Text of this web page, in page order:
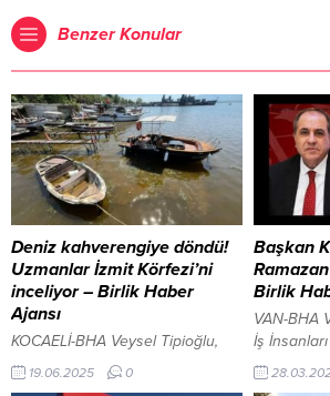
Benzer Konular
Deniz kahverengiye döndü!
Uzmanlar İzmit Körfezi’ni
inceliyor – Birlik Haber
Ajansı
KOCAELİ-BHA Veysel Tipioğlu,
Sekapark Er Meydanı’nda
pehlivanlarla buluştu Kocaeli’nin
19.06.2025 0
Başkan
Birlik
VAN-BHA
İş
Yönetim